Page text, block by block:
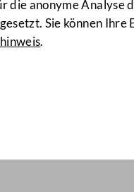
die anonyme
Sie können
.
Mail Nr: